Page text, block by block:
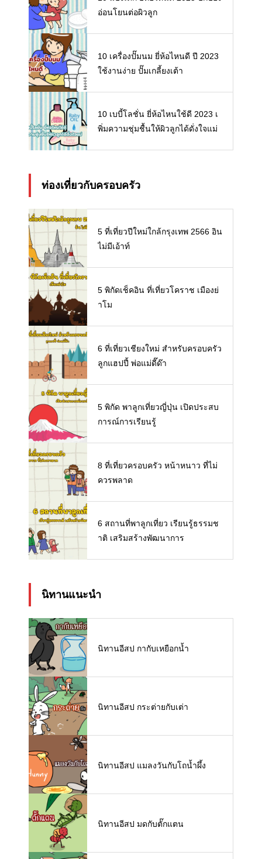
อ่อนโยนต่อผิวลูก
10 เครื่องปั๊มนม ยี่ห้อไหนดี ปี 2023
ใช้งานง่าย ปั๊มเกลี้ยงเต้า
10 เบบี้โลชั่น ยี่ห้อไหนใช้ดี 2023 เ
พิ่มความชุ่มชื้นให้ผิวลูกได้ดั่งใจแม่
ท่องเที่ยวกับครอบครัว
5 ที่เที่ยวปีใหม่ใกล้กรุงเทพ 2566 อิน
ไม่มีเอ้าท์
5 พิกัดเช็คอิน ที่เที่ยวโคราช เมืองย่
าโม
6 ที่เที่ยวเชียงใหม่ สำหรับครอบครัว
ลูกแฮปปี้ พ่อแม่ดี๊ด๊า
5 พิกัด พาลูกเที่ยวญี่ปุ่น เปิดประสบ
การณ์การเรียนรู้
8 ที่เที่ยวครอบครัว หน้าหนาว ที่ไม่
ควรพลาด
6 สถานที่พาลูกเที่ยว เรียนรู้ธรรมช
าติ เสริมสร้างพัฒนาการ
นิทานแนะนำ
นิทานอีสป กากับเหยือกน้ำ
นิทานอีสป กระต่ายกับเต่า
นิทานอีสป แมลงวันกับโถน้ำผึ้ง
นิทานอีสป มดกับตั๊กแตน